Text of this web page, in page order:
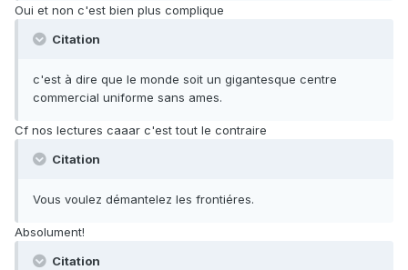
Oui et non c'est bien plus complique
Citation
c'est à dire que le monde soit un gigantesque centre
commercial uniforme sans ames.
Cf nos lectures caaar c'est tout le contraire
Citation
Vous voulez démantelez les frontiéres.
Absolument!
Citation